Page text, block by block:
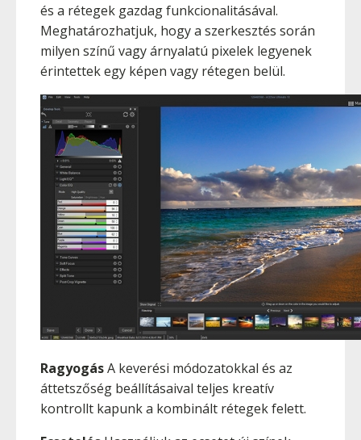
és a rétegek gazdag funkcionalitásával.
Meghatározhatjuk, hogy a szerkesztés során
milyen színű vagy árnyalatú pixelek legyenek
érintettek egy képen vagy rétegen belül.
RagyogásA keverési módozatokkal és az
áttetszőség beállításaival teljes kreatív
kontrollt kapunk a kombinált rétegek felett.